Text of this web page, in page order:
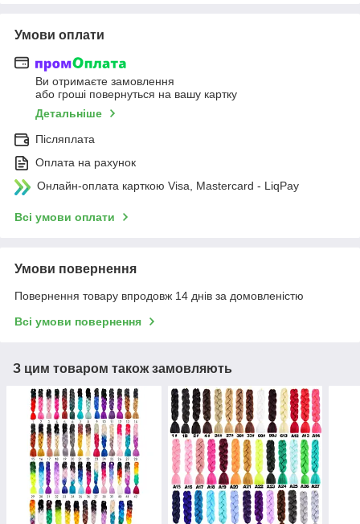
Умови оплати
Ви отримаєте замовлення
або гроші повернуться на вашу картку
Детальніше
Післяплата
Оплата на рахунок
Онлайн-оплата карткою Visa, Mastercard - LiqPay
Всі умови оплати
Умови повернення
Повернення товару впродовж 14 днів за домовленістю
Всі умови повернення
З цим товаром також замовляють